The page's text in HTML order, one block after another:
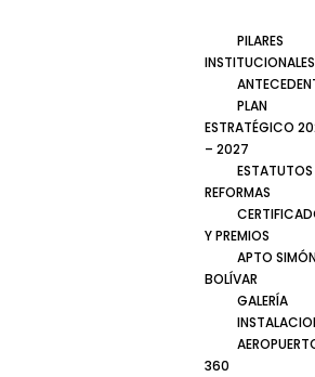
PILARES
INSTITUCIONALES
PLAN
ESTRATÉGICO
– 2027
ESTATUTOS
REFORMAS
Y PREMIOS
APTO
BOLÍVAR
GALERÍA
360